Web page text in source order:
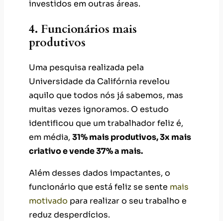
investidos em outras áreas.
4. Funcionários mais
produtivos
Uma pesquisa realizada pela
Universidade da Califórnia revelou
aquilo que todos nós já sabemos, mas
muitas vezes ignoramos. O estudo
identificou que um trabalhador feliz é,
em média, 31% mais produtivos, 3x mais
criativo e vende 37% a mais.
Além desses dados impactantes, o
funcionário que está feliz se sente mais
motivado para realizar o seu trabalho e
reduz desperdícios.